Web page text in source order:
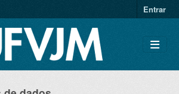
Entrar